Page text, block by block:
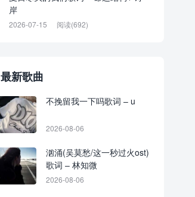
岸
2026-07-15 阅读(692)
最新歌曲
不挽留我一下吗歌词 – u
2026-08-06
汹涌(吴莫愁/这一秒过火ost)
歌词 – 林知微
2026-08-06